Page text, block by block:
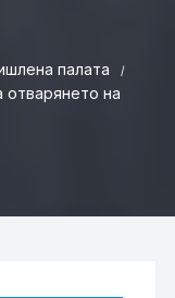
палaта
отварянето на